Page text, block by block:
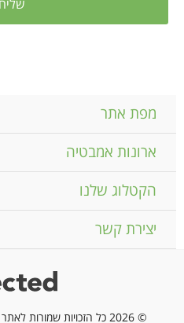
מפת אתר
ארונות אמבטיה
הקטלוג שלנו
יצירת קשר
© 2026 כל הזכויות שמורות לאתר ארונות פור יו - ארונות אמבטיה